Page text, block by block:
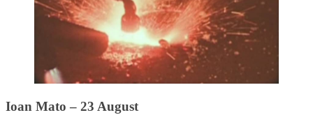
Ioan Mato – 23 August